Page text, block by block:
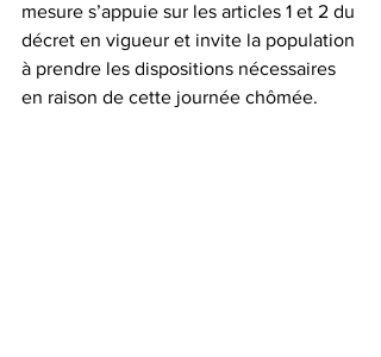
mesure s’appuie sur les articles 1 et 2 du
décret en vigueur et invite la population
à prendre les dispositions nécessaires
en raison de cette journée chômée.